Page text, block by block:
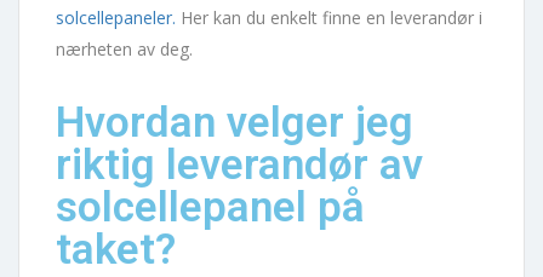
solcellepaneler. Her kan du enkelt finne en leverandør i
nærheten av deg.
Hvordan velger jeg
riktig leverandør av
solcellepanel på
taket?